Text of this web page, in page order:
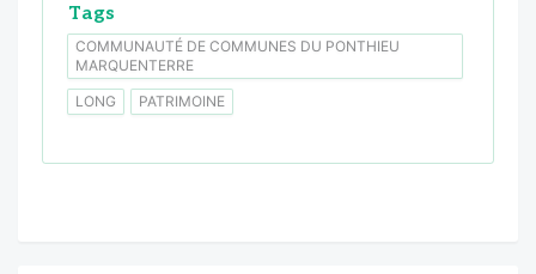
Tags
COMMUNAUTÉ DE COMMUNES DU PONTHIEU
MARQUENTERRE
LONG
PATRIMOINE